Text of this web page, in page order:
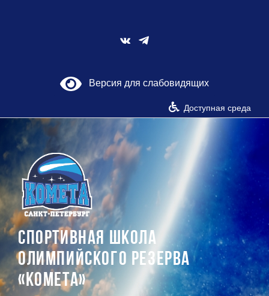
Vk
Версия для слабовидящих
Доступная среда
СПОРТИВНАЯ ШКОЛА
ОЛИМПИЙСКОГО РЕЗЕРВА
«КОМЕТА»